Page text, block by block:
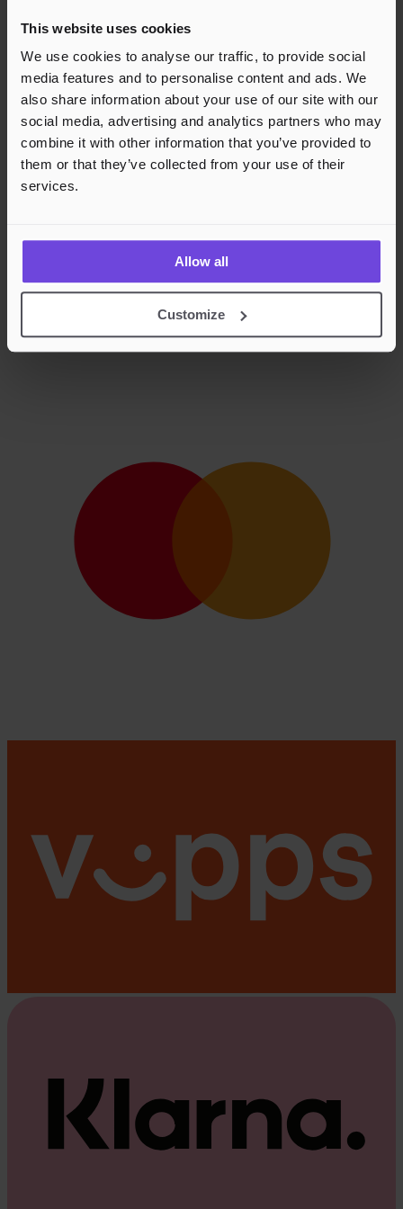
This website uses cookies
We use cookies to analyse our traffic, to provide social
media features and to personalise content and ads. We
also share information about your use of our site with our
social media, advertising and analytics partners who may
combine it with other information that you’ve provided to
them or that they’ve collected from your use of their
services.
Allow all
Customize
Godkjente betalingsmetoder
Rask og sikker betalingsbehandling